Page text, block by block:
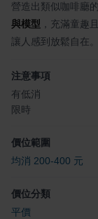
營造出類似咖啡廳的
與模型 ，充滿童趣
讓人感到放鬆自在。
注意事項
有低消
限時
價位範圍
均消 200-400 元
價位分類
平價